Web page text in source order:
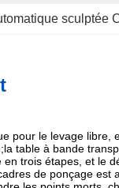
sculptée
pour le levage
table à bande
trois étapes, et le
de ponçage